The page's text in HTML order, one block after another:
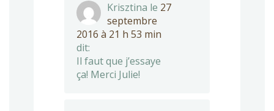
Krisztina le 27
septembre
2016 à 21 h 53 min
dit:
Il faut que j’essaye
ça! Merci Julie!